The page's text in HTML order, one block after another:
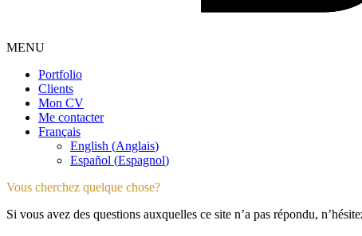
MENU
Portfolio
Clients
Mon CV
Me contacter
Français
English (Anglais)
Español (Espagnol)
Vous cherchez quelque chose?
Si vous avez des questions auxquelles ce site n’a pas répondu,